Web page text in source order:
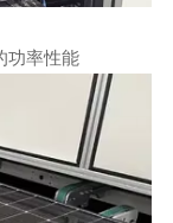
功率性能